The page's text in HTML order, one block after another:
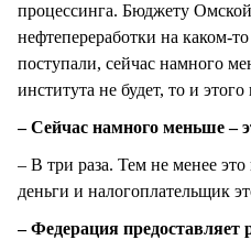
процессинга. Бюджету
нефтепереработки на каком-
поступали, сейчас намного
института не будет, то и
– Сейчас намного меньше –
– В три раза. Тем не менее
деньги и налогоплательщик
– Федерация предоставляет